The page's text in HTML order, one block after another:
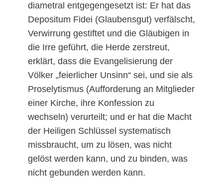
diametral entgegengesetzt ist: Er hat das
Depositum Fidei (Glaubensgut) verfälscht,
Verwirrung gestiftet und die Gläubigen in
die Irre geführt, die Herde zerstreut,
erklärt, dass die Evangelisierung der
Völker „feierlicher Unsinn“ sei, und sie als
Proselytismus (Aufforderung an Mitglieder
einer Kirche, ihre Konfession zu
wechseln) verurteilt; und er hat die Macht
der Heiligen Schlüssel systematisch
missbraucht, um zu lösen, was nicht
gelöst werden kann, und zu binden, was
nicht gebunden werden kann.